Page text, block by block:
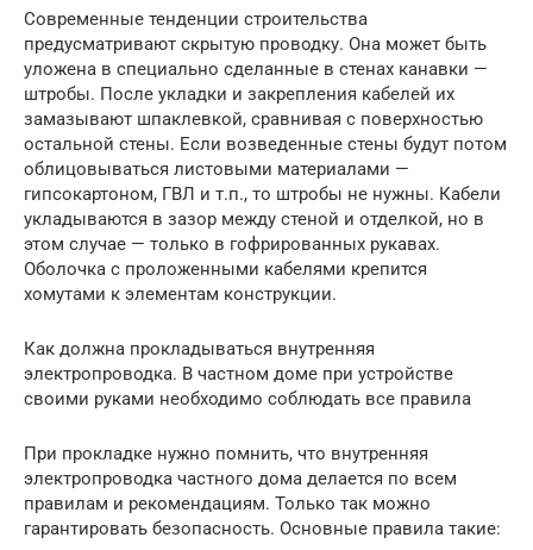
Современные тенденции строительства
предусматривают скрытую проводку. Она может быть
уложена в специально сделанные в стенах канавки —
штробы. После укладки и закрепления кабелей их
замазывают шпаклевкой, сравнивая с поверхностью
остальной стены. Если возведенные стены будут потом
облицовываться листовыми материалами —
гипсокартоном, ГВЛ и т.п., то штробы не нужны. Кабели
укладываются в зазор между стеной и отделкой, но в
этом случае — только в гофрированных рукавах.
Оболочка с проложенными кабелями крепится
хомутами к элементам конструкции.
Как должна прокладываться внутренняя
электропроводка. В частном доме при устройстве
своими руками необходимо соблюдать все правила
При прокладке нужно помнить, что внутренняя
электропроводка частного дома делается по всем
правилам и рекомендациям. Только так можно
гарантировать безопасность. Основные правила такие: